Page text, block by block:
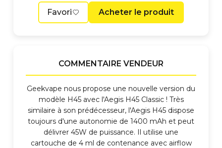
Favori Acheter le produit
COMMENTAIRE VENDEUR
Geekvape nous propose une nouvelle version du
modèle H45 avec l'Aegis H45 Classic ! Très
similaire à son prédécesseur, l'Aegis H45 dispose
toujours d'une autonomie de 1400 mAh et peut
délivrer 45W de puissance. Il utilise une
cartouche de 4 ml de contenance avec airflow